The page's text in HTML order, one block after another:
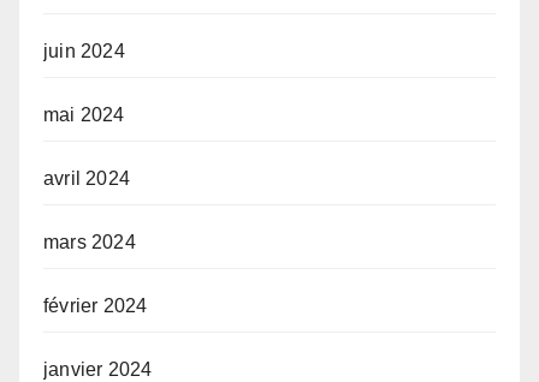
juin 2024
mai 2024
avril 2024
mars 2024
février 2024
janvier 2024